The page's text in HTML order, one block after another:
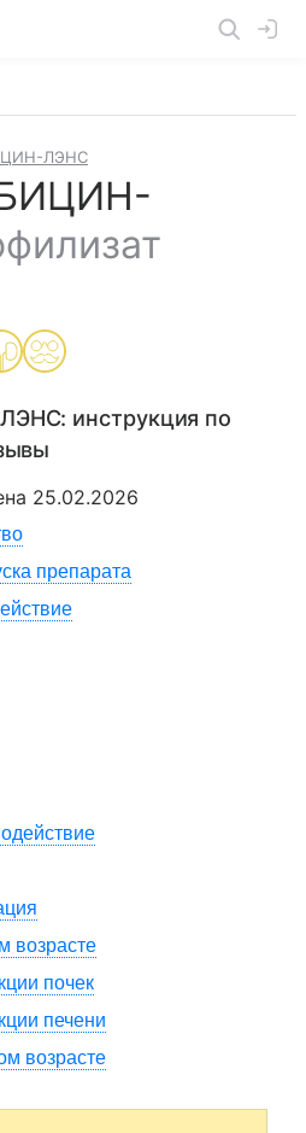
ЛЭНС
: инструкция по
25.02.2026
препарата
возрасте
почек
печени
возрасте